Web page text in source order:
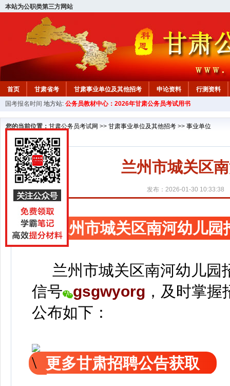
本站为公职类第三方网站
首页 甘肃省考 甘肃事业单位及其他招考 申论资料
行测资料
国考报名时间 地方站: 公务员教材中心：2026年甘肃公务员考试用书
您的当前位置： 甘肃公务员考试网 >> 甘肃事业单位及其他招考 >> 事业单位
兰州市城关区
发布：2026-01-30 10:33:38
兰州市城关区南河幼儿园
兰州市城关区南河幼儿园
信号
gsgwyorg ， 及时掌握
公布如下：
更多甘肃招聘公告获取